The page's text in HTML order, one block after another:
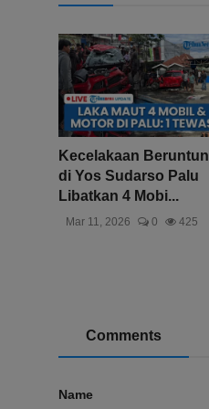
Kecelakaan Beruntun
di Yos Sudarso Palu
Libatkan 4 Mobi...
Mar 11, 2026 0 425
Comments
Name